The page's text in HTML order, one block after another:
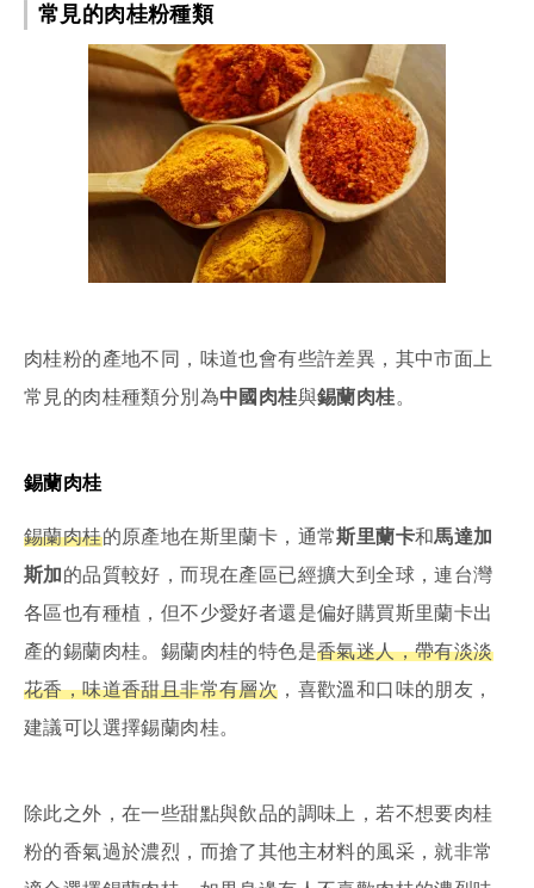
常見的肉桂粉種類
肉桂粉的產地不同，味道也會有些許差異，其中市面上
常見的肉桂種類分別為中國肉桂與錫蘭肉桂。
錫蘭肉桂
錫蘭肉桂的原產地在斯里蘭卡，通常斯里蘭卡和馬達加
斯加的品質較好，而現在產區已經擴大到全球，連台灣
各區也有種植，但不少愛好者還是偏好購買斯里蘭卡出
產的錫蘭肉桂。錫蘭肉桂的特色是香氣迷人，帶有淡淡
花香，味道香甜且非常有層次 ，喜歡溫和口味的朋友，
建議可以選擇錫蘭肉桂。
除此之外，在一些甜點與飲品的調味上，若不想要肉桂
粉的香氣過於濃烈，而搶了其他主材料的風采，就非常